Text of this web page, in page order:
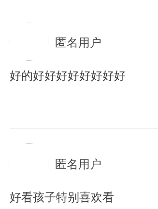
匿名用户
好的好好好好好好好好
匿名用户
好看孩子特别喜欢看